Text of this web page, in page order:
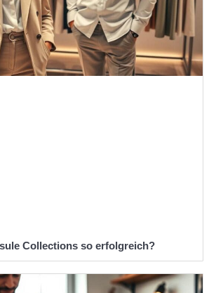
Collections so erfolgreich?